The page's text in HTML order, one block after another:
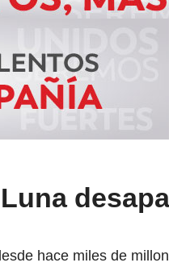
hace miles de